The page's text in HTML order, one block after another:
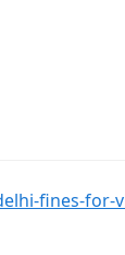
fines-for-